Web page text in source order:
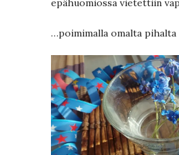
epähuomiossa vietettiin
…poimimalla omalta pihalta